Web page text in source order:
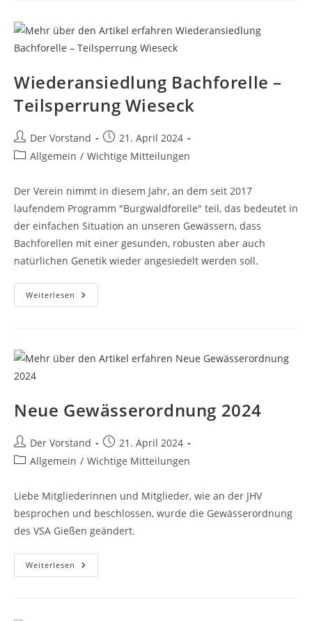
Trotz
Regen
Ein
Voller
Wiederansiedlung Bachforelle –
Teilsperrung Wieseck
Beitrags-
Autor:
Der Vorstand
Beitrag
veröffentlicht:
21. April 2024
Beitrags-
Allgemein / Wichtige Mitteilungen
Der Verein nimmt in diesem Jahr, an dem seit 2017
laufendem Programm "Burgwaldforelle" teil, das bedeutet in
der einfachen Situation an unseren Gewässern, dass
Bachforellen mit einer gesunden, robusten aber auch
natürlichen Genetik wieder angesiedelt werden soll.
Weiterlesen Wiederansiedlung
Bachforelle
Neue Gewässerordnung 2024
Beitrags-
Autor:
Der Vorstand
Beitrag
veröffentlicht:
21. April 2024
Beitrags-
Allgemein / Wichtige Mitteilungen
Liebe Mitgliederinnen und Mitglieder, wie an der JHV
besprochen und beschlossen, wurde die Gewässerordnung
des VSA Gießen geändert.
Weiterlesen Neue
Gewässerordnung